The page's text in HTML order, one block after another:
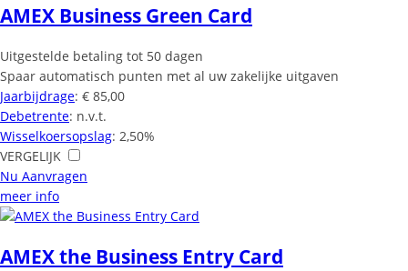
AMEX Business Green Card
Uitgestelde betaling tot 50 dagen
Spaar automatisch punten met al uw zakelijke uitgaven
Jaarbijdrage: € 85,00
Debetrente: n.v.t.
Wisselkoersopslag: 2,50%
VERGELIJK
Nu Aanvragen
meer info
AMEX the Business Entry Card